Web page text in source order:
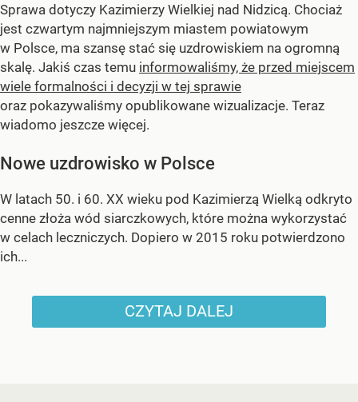
Sprawa dotyczy Kazimierzy Wielkiej nad Nidzicą. Chociaż
jest czwartym najmniejszym miastem powiatowym
w Polsce, ma szansę stać się uzdrowiskiem na ogromną
skalę. Jakiś czas temu informowaliśmy, że przed miejscem
wiele formalności i decyzji w tej sprawie
oraz pokazywaliśmy opublikowane wizualizacje. Teraz
wiadomo jeszcze więcej.
Nowe uzdrowisko w Polsce
W latach 50. i 60. XX wieku pod Kazimierzą Wielką odkryto
cenne złoża wód siarczkowych, które można wykorzystać
w celach leczniczych. Dopiero w 2015 roku potwierdzono
ich...
CZYTAJ DALEJ